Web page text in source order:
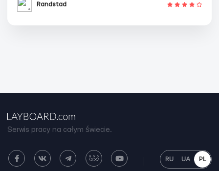
Randstad
Serwis pracy na całym świecie.
RU UA PL